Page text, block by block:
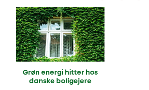
Grøn energi hitter hos
danske boligejere